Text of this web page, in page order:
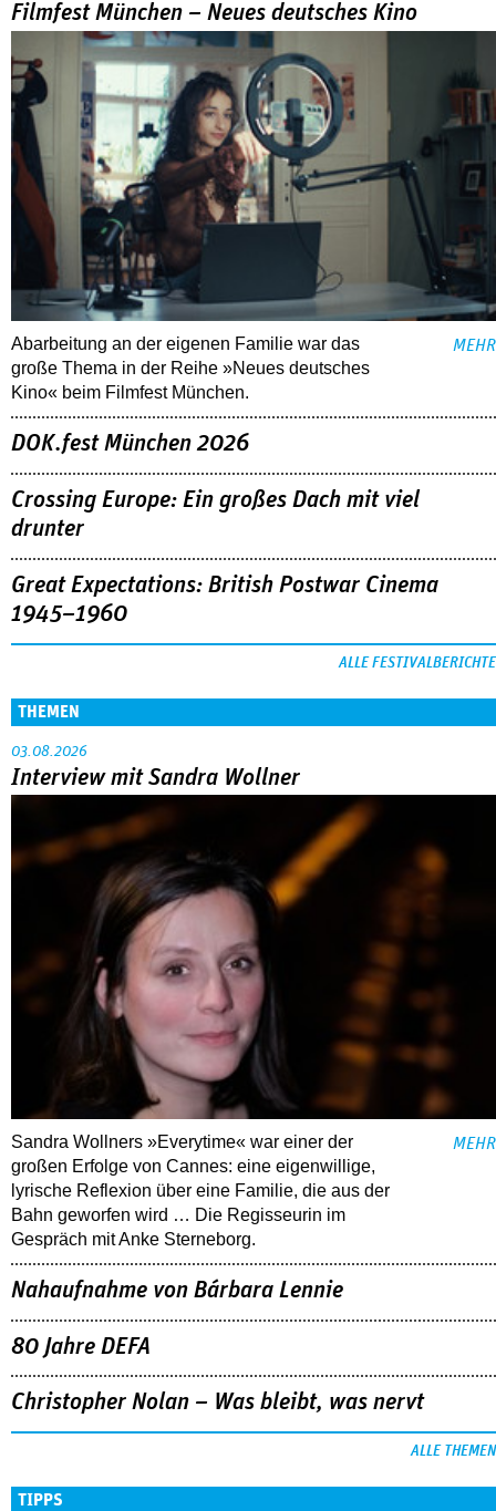
Filmfest München – Neues deutsches Kino
Abarbeitung an der eigenen Familie war das
große Thema in der Reihe »Neues deutsches
Kino« beim Filmfest München.
MEHR
DOK.fest München 2026
Crossing Europe: Ein großes Dach mit viel
drunter
Great Expectations: British Postwar Cinema
1945–1960
ALLE FESTIVALBERICHTE
THEMEN
03.08.2026
Interview mit Sandra Wollner
Sandra Wollners »Everytime« war einer der
großen Erfolge von Cannes: eine eigenwillige,
lyrische Reflexion über eine ­Familie, die aus der
Bahn geworfen wird … Die Regisseurin im
Gespräch mit Anke Sterneborg.
MEHR
Nahaufnahme von Bárbara Lennie
80 Jahre DEFA
Christopher Nolan – Was bleibt, was nervt
ALLE THEMEN
TIPPS